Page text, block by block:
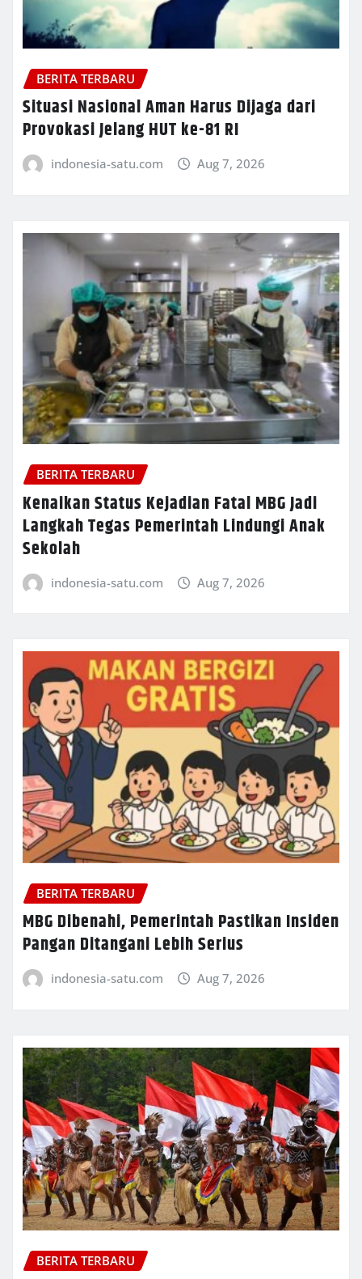
BERITA TERBARU
Situasi Nasional Aman Harus Dijaga dari
Provokasi Jelang HUT ke-81 RI
indonesia-satu.com Aug 7, 2026
BERITA TERBARU
Kenaikan Status Kejadian Fatal MBG Jadi
Langkah Tegas Pemerintah Lindungi Anak
Sekolah
indonesia-satu.com Aug 7, 2026
BERITA TERBARU
MBG Dibenahi, Pemerintah Pastikan Insiden
Pangan Ditangani Lebih Serius
indonesia-satu.com Aug 7, 2026
BERITA TERBARU